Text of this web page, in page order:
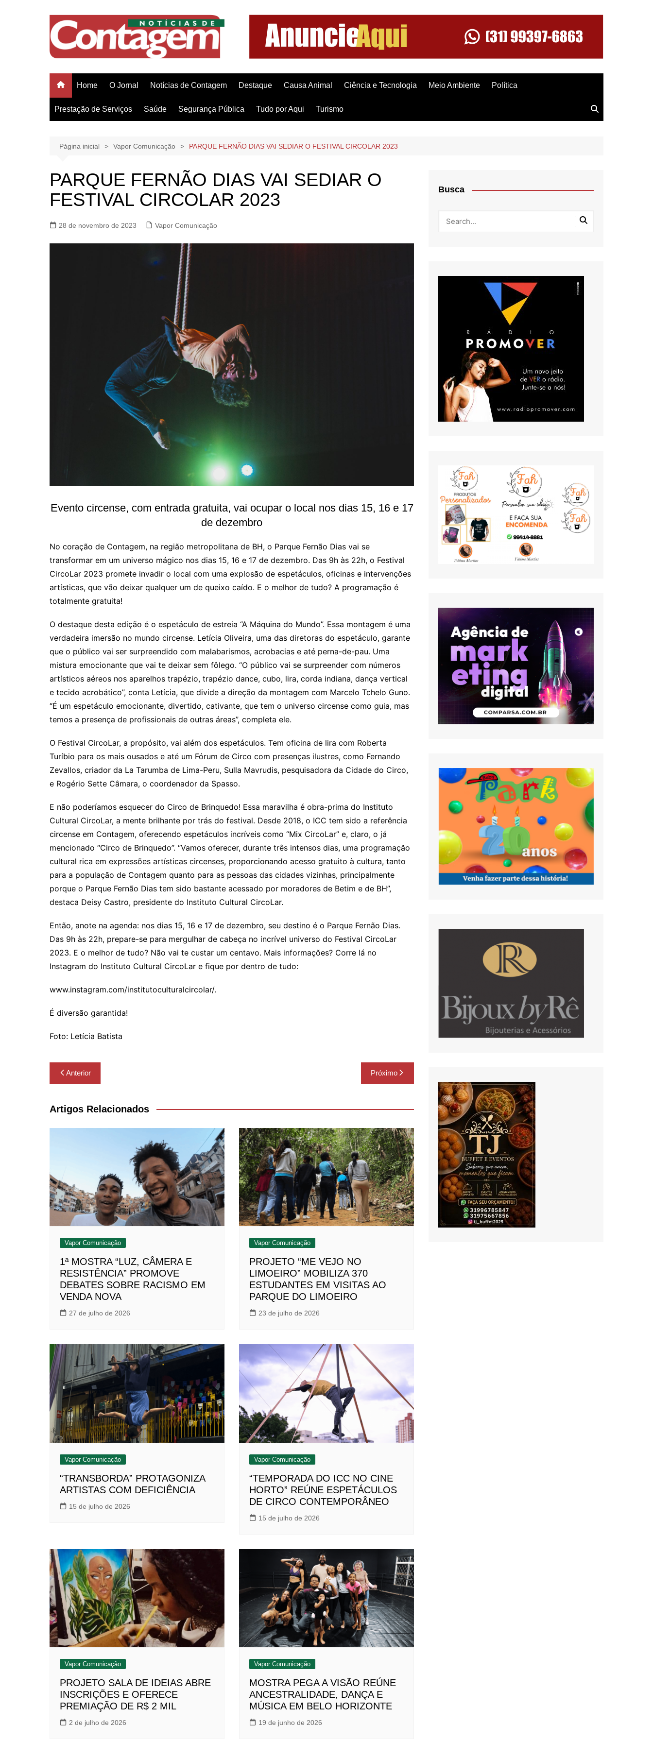
Home O Jornal Notícias de Contagem Destaque Causa Animal Ciência e Tecnologia Meio Ambiente Política
Prestação de Serviços Saúde Segurança Pública Tudo por Aqui Turismo
Página inicial Vapor Comunicação PARQUE FERNÃO DIAS VAI SEDIAR O FESTIVAL CIRCOLAR 2023
PARQUE FERNÃO DIAS VAI SEDIAR O
FESTIVAL CIRCOLAR 2023
28 de novembro de 2023 Vapor Comunicação
Evento circense, com entrada gratuita, vai ocupar o local nos dias 15, 16 e 17
de dezembro
No coração de Contagem, na região metropolitana de BH, o Parque Fernão Dias vai se
transformar em um universo mágico nos dias 15, 16 e 17 de dezembro. Das 9h às 22h, o Festival
CircoLar 2023 promete invadir o local com uma explosão de espetáculos, oficinas e intervenções
artísticas, que vão deixar qualquer um de queixo caído. E o melhor de tudo? A programação é
totalmente gratuita!
O destaque desta edição é o espetáculo de estreia “A Máquina do Mundo”. Essa montagem é uma
verdadeira imersão no mundo circense. Letícia Oliveira, uma das diretoras do espetáculo, garante
que o público vai ser surpreendido com malabarismos, acrobacias e até perna-de-pau. Uma
mistura emocionante que vai te deixar sem fôlego. “O público vai se surpreender com números
artísticos aéreos nos aparelhos trapézio, trapézio dance, cubo, lira, corda indiana, dança vertical
e tecido acrobático”, conta Letícia, que divide a direção da montagem com Marcelo Tchelo Guno.
“É um espetáculo emocionante, divertido, cativante, que tem o universo circense como guia, mas
temos a presença de profissionais de outras áreas”, completa ele.
O Festival CircoLar, a propósito, vai além dos espetáculos. Tem oficina de lira com Roberta
Turíbio para os mais ousados e até um Fórum de Circo com presenças ilustres, como Fernando
Zevallos, criador da La Tarumba de Lima-Peru, Sulla Mavrudis, pesquisadora da Cidade do Circo,
e Rogério Sette Câmara, o coordenador da Spasso.
E não poderíamos esquecer do Circo de Brinquedo! Essa maravilha é obra-prima do Instituto
Cultural CircoLar, a mente brilhante por trás do festival. Desde 2018, o ICC tem sido a referência
circense em Contagem, oferecendo espetáculos incríveis como “Mix CircoLar” e, claro, o já
mencionado “Circo de Brinquedo”. “Vamos oferecer, durante três intensos dias, uma programação
cultural rica em expressões artísticas circenses, proporcionando acesso gratuito à cultura, tanto
para a população de Contagem quanto para as pessoas das cidades vizinhas, principalmente
porque o Parque Fernão Dias tem sido bastante acessado por moradores de Betim e de BH”,
destaca Deisy Castro, presidente do Instituto Cultural CircoLar.
Então, anote na agenda: nos dias 15, 16 e 17 de dezembro, seu destino é o Parque Fernão Dias.
Das 9h às 22h, prepare-se para mergulhar de cabeça no incrível universo do Festival CircoLar
2023. E o melhor de tudo? Não vai te custar um centavo. Mais informações? Corre lá no
Instagram do Instituto Cultural CircoLar e fique por dentro de tudo:
www.instagram.com/institutoculturalcircolar/.
É diversão garantida!
Foto: Letícia Batista
Navegação
de
Post
Anterior Próximo
Artigos Relacionados
Vapor Comunicação
1ª MOSTRA “LUZ, CÂMERA E
RESISTÊNCIA” PROMOVE
DEBATES SOBRE RACISMO EM
VENDA NOVA
27 de julho de 2026
Vapor Comunicação
PROJETO “ME VEJO NO
LIMOEIRO” MOBILIZA 370
ESTUDANTES EM VISITAS AO
PARQUE DO LIMOEIRO
23 de julho de 2026
Vapor Comunicação
“TRANSBORDA” PROTAGONIZA
ARTISTAS COM DEFICIÊNCIA
15 de julho de 2026
Vapor Comunicação
“TEMPORADA DO ICC NO CINE
HORTO” REÚNE ESPETÁCULOS
DE CIRCO CONTEMPORÂNEO
15 de julho de 2026
Vapor Comunicação
PROJETO SALA DE IDEIAS ABRE
INSCRIÇÕES E OFERECE
PREMIAÇÃO DE R$ 2 MIL
2 de julho de 2026
Vapor Comunicação
MOSTRA PEGA A VISÃO REÚNE
ANCESTRALIDADE, DANÇA E
MÚSICA EM BELO HORIZONTE
19 de junho de 2026
Busca